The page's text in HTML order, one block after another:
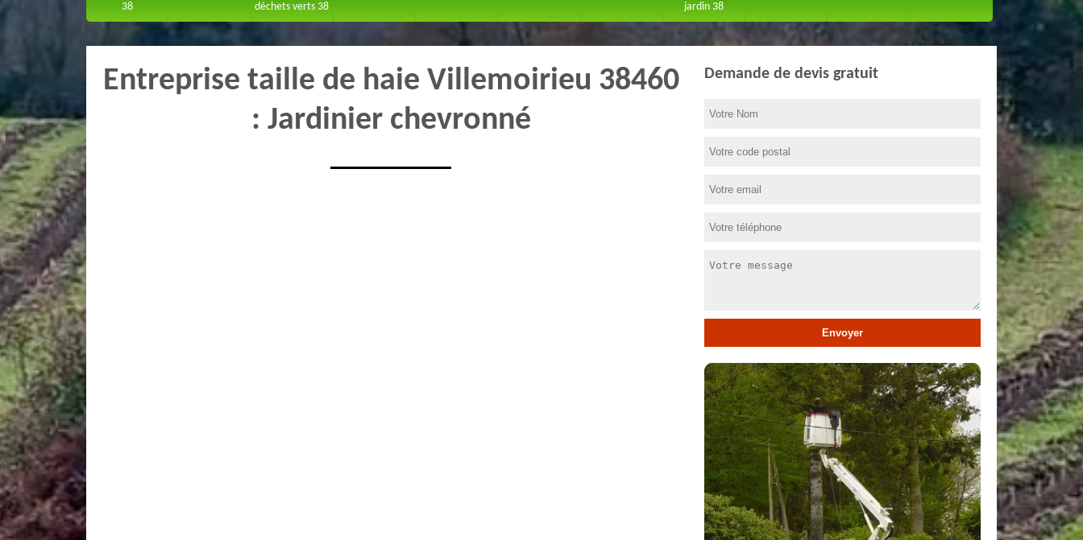
38
déchets verts 38
jardin 38
Entreprise taille de haie Villemoirieu 38460
: Jardinier chevronné
Demande de devis gratuit